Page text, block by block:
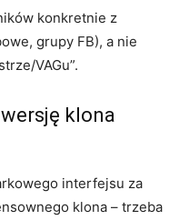
konkretnie z
grupy FB), a nie
VAGu”.
klona
interfejsu za
klona – trzeba